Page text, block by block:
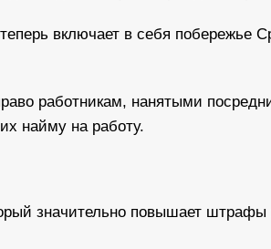
включает в себя побережье
работникам, нанятыми
найму на работу.
значительно повышает штрафы